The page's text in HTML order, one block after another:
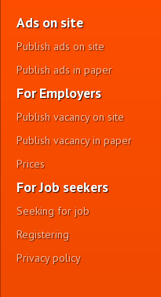
Ads on site
Publish ads on site
Publish ads in paper
For Employers
Publish vacancy on site
Publish vacancy in paper
Prices
For Job seekers
Seeking for job
Registering
Privacy policy